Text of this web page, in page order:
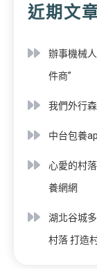
近期文
辦事機械
件商”
我們外行
中台包養
心愛的村
養網網
湖北谷城
村落 打造